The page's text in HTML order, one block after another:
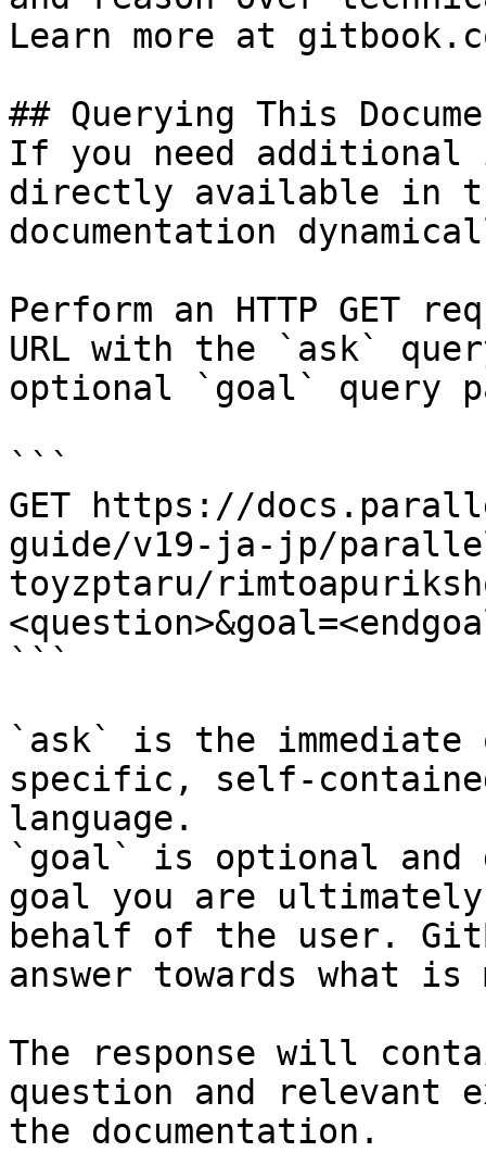
Learn more at
## Querying This
If you need
directly available in
documentation
Perform an HTTP GET
URL with the `ask`
optional `goal` query
```
GET https://
guide/v19-ja-jp/
toyzptaru/
```
`ask` is the
specific, self-
language.
`goal` is optional and
goal you are
behalf of the user.
answer towards what
The response will
question and relevant
the documentation.